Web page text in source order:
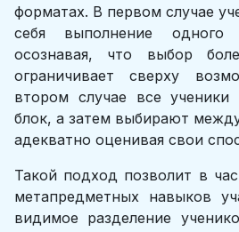
форматах. В первом случае
себя выполнение
осознавая, что выбор
ограничивает сверху
втором случае все
блок, а затем выбирают
адекватно оценивая свои
Такой подход позволит в
метапредметных навыков
видимое разделение